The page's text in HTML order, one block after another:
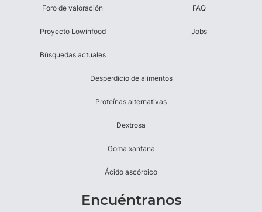
Foro de valoración
Proyecto Lowinfood
Búsquedas actuales
FAQ
Jobs
Desperdicio de alimentos
Proteínas alternativas
Dextrosa
Goma xantana
Ácido ascórbico
Encuéntranos